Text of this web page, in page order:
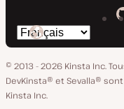
Changer
de
langue
© 2013 - 2026 Kinsta Inc.
DevKinsta® et Sevalla®
Kinsta Inc.